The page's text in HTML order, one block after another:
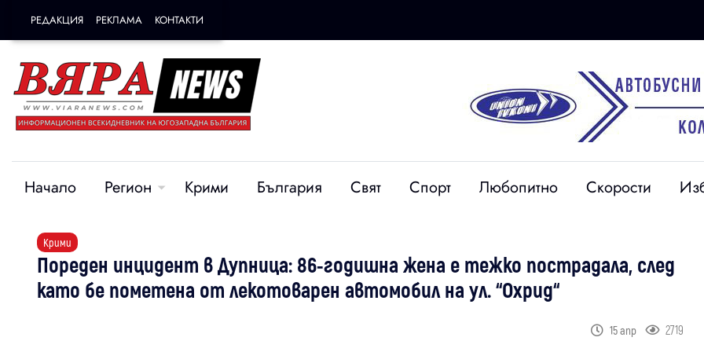
РЕДАКЦИЯ РЕКЛАМА КОНТАКТИ
Начало Регион Крими България Свят Спорт Любопитно Скорости
Крими
Пореден инцидент в Дупница: 86-годишна жена е тежко пострадала, след
като бе пометена от лекотоварен автомобил на ул. “Охрид“
15 апр 2719